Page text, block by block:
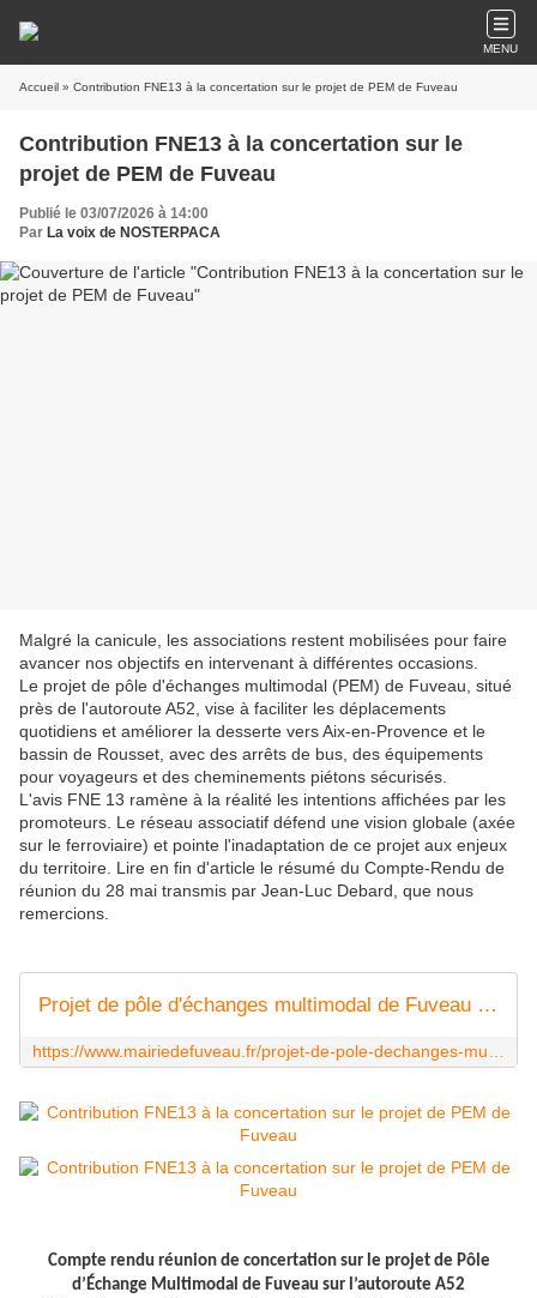
MENU
Accueil » Contribution FNE13 à la concertation sur le projet de PEM de Fuveau
Contribution FNE13 à la concertation sur le
projet de PEM de Fuveau
Publié le 03/07/2026 à 14:00
Par La voix de NOSTERPACA
Malgré la canicule, les associations restent mobilisées pour faire
avancer nos objectifs en intervenant à différentes occasions.
Le projet de pôle d'échanges multimodal (PEM) de Fuveau, situé
près de l'autoroute A52, vise à faciliter les déplacements
quotidiens et améliorer la desserte vers Aix-en-Provence et le
bassin de Rousset, avec des arrêts de bus, des équipements
pour voyageurs et des cheminements piétons sécurisés.
L'avis FNE 13 ramène à la réalité les intentions affichées par les
promoteurs. Le réseau associatif défend une vision globale (axée
sur le ferroviaire) et pointe l'inadaptation de ce projet aux enjeux
du territoire. Lire en fin d'article le résumé du Compte-Rendu de
réunion du 28 mai transmis par Jean-Luc Debard, que nous
remercions.
Projet de pôle d'échanges multimodal de Fuveau : la concertation commence - Fuveau
Compte rendu réunion de concertation sur le projet de Pôle
d’Échange Multimodal de Fuveau sur l’autoroute A52